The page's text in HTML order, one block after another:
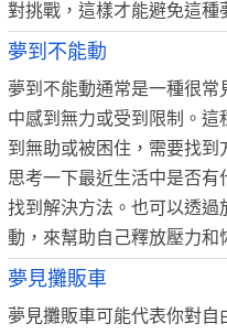
對挑戰，這樣才能避免這種
夢到不能動
夢到不能動通常是一種很
中感到無力或受到限制。
到無助或被困住，需要找
思考一下最近生活中是否
找到解決方法。也可以透過
動，來幫助自己釋放壓力和
夢見攤販車
夢見攤販車可能代表你對